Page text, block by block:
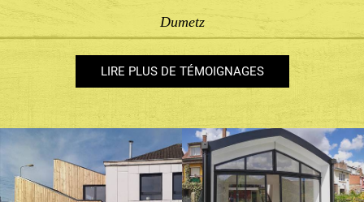
Dumetz
LIRE PLUS DE TÉMOIGNAGES